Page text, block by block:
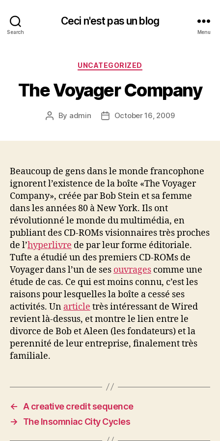
Search
Ceci n'est pas un blog
Menu
Categories
UNCATEGORIZED
The Voyager Company
Post
By admin
PostOctober 16, 2009
Beaucoup de gens dans le monde francophone
ignorent l’existence de la boîte «The Voyager
Company», créée par Bob Stein et sa femme
dans les années 80 à New York. Ils ont
révolutionné le monde du multimédia, en
publiant des CD-ROMs visionnaires très proches
de l’hyperlivre de par leur forme éditoriale.
Tufte a étudié un des premiers CD-ROMs de
Voyager dans l’un de ses ouvrages comme une
étude de cas. Ce qui est moins connu, c’est les
raisons pour lesquelles la boîte a cessé ses
activités. Un article très intéressant de Wired
revient là-dessus, et montre le lien entre le
divorce de Bob et Aleen (les fondateurs) et la
perennité de leur entreprise, finalement très
familiale.
←
A creative credit sequence
→
The Insomniac City Cycles